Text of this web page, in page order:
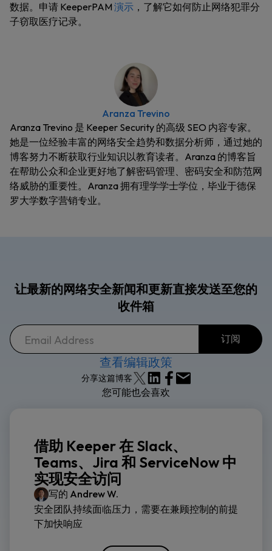
数据。申请 KeeperPAM 演示 ，了解它如何防止网络犯罪分
子窃取医疗记录。
Aranza Trevino
Aranza Trevino 是 Keeper Security 的高级 SEO 内容专家。
她是一位经验丰富的网络安全趋势和数据分析师，通过她的
博客努力不断获取行业知识以教育读者。Aranza 的博客旨
在帮助公众和企业更好地了解密码管理、密码安全和防范网
络威胁的重要性。Aranza 拥有理学学士学位，毕业于德保
罗大学数字营销专业。
让最新的网络安全新闻和更新直接发送至您的
收件箱
查看编辑政策
分享这篇博客
您可能也会喜欢
借助 Keeper 在 Slack、
Teams、Jira 和 ServiceNow 中
实现安全访问
写的 Andrew W.
安全团队持续面临压力，需要在兼顾控制的前提
下加快响应